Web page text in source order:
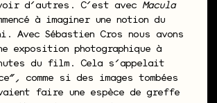
d’autres. C’est avec Macula
à imaginer une notion du
Avec Sébastien Cros nous avons
exposition photographique à
du film. Cela s’appelait
comme si des images tombées
faire une espèce de greffe